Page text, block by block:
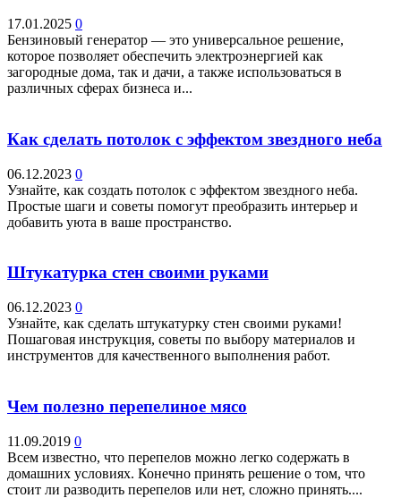
17.01.2025 0
Бензиновый генератор — это универсальное решение,
которое позволяет обеспечить электроэнергией как
загородные дома, так и дачи, а также использоваться в
различных сферах бизнеса и...
Как сделать потолок с эффектом звездного неба
06.12.2023 0
Узнайте, как создать потолок с эффектом звездного неба.
Простые шаги и советы помогут преобразить интерьер и
добавить уюта в ваше пространство.
Штукатурка стен своими руками
06.12.2023 0
Узнайте, как сделать штукатурку стен своими руками!
Пошаговая инструкция, советы по выбору материалов и
инструментов для качественного выполнения работ.
Чем полезно перепелиное мясо
11.09.2019 0
Всем известно, что перепелов можно легко содержать в
домашних условиях. Конечно принять решение о том, что
стоит ли разводить перепелов или нет, сложно принять....